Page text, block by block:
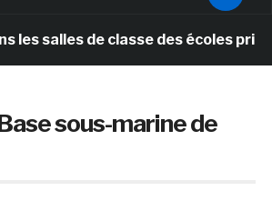
salles de classe des écoles
sous-marine de